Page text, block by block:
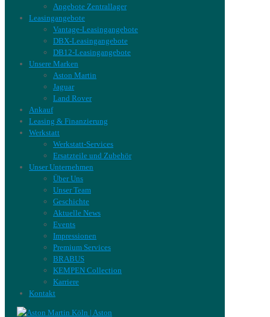
Angebote Zentrallager
Leasingangebote
Vantage-Leasingangebote
DBX-Leasingangebote
DB12-Leasingangebote
Unsere Marken
Aston Martin
Jaguar
Land Rover
Ankauf
Leasing & Finanzierung
Werkstatt
Werkstatt-Services
Ersatzteile und Zubehör
Unser Unternehmen
Über Uns
Unser Team
Geschichte
Aktuelle News
Events
Impressionen
Premium Services
BRABUS
KEMPEN Collection
Karriere
Kontakt